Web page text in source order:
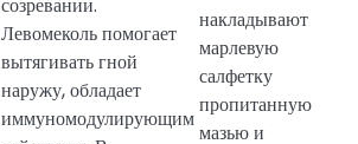
Левомеколь помогает
вытягивать гной
наружу, обладает
иммуномодулирующим
накладывают
марлевую
салфетку
пропитанную
мазью и